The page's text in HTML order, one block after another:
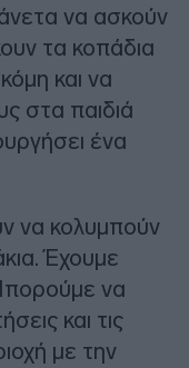
να ασκούν
τα κοπάδια
και να
στα παιδιά
ένα
να κολυμπούν
Έχουμε
να
και τις
με την